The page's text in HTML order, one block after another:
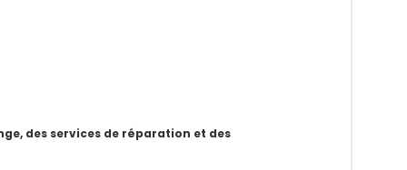
des services de réparation et des